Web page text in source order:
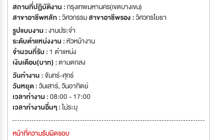
สถานที่ปฏิบัติงาน :กรุงเทพมหานคร(เขตบางเขน)
สาขาอาชีพหลัก :วิศวกรรมสาขาอาชีพรอง :วิศวกรโยธา
รูปแบบงาน :งานประจำ
ระดับตำแหน่งงาน :หัวหน้างาน
จำนวนที่รับ : 1 ตำแหน่ง
เงินเดือน(บาท) :ตามตกลง
วันทำงาน :จันทร์-ศุกร์
วันหยุด :วันเสาร์,วันอาทิตย์
เวลาทำงาน :08:00 - 17:00
เวลาทำงานอื่นๆ :ไม่ระบุ
หน้าที่ความรับผิดชอบ